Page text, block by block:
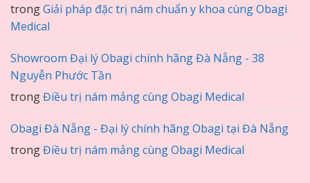
trongGiải pháp đặc trị nám chuẩn y khoa cùng Obagi
Medical
Showroom Đại lý Obagi chính hãng Đà Nẵng - 38
Nguyễn Phước Tần
trongĐiều trị nám mảng cùng Obagi Medical
Obagi Đà Nẵng - Đại lý chính hãng Obagi tại Đà Nẵng
trongĐiều trị nám mảng cùng Obagi Medical